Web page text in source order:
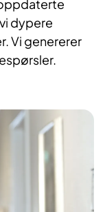
dypere
Vi genererer